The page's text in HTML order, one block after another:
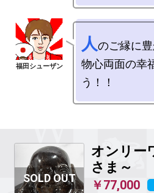
人のご縁に
物心両面の幸
オンリー
さま～
￥77,000